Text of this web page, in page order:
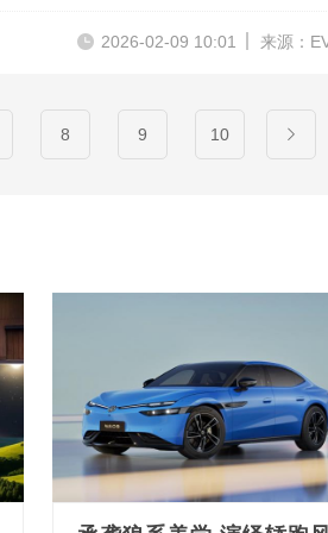
来源：
2026-02-09 10:01
8 9 10